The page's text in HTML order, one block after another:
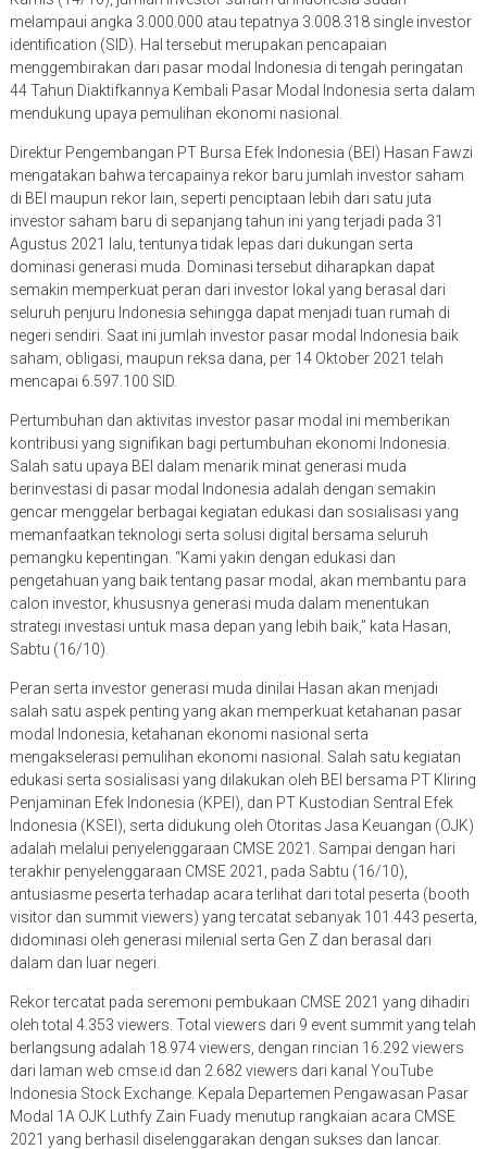
melampaui angka 3.000.000 atau tepatnya 3.008.318 single investor
identification (SID). Hal tersebut merupakan pencapaian
menggembirakan dari pasar modal Indonesia di tengah peringatan
44 Tahun Diaktifkannya Kembali Pasar Modal Indonesia serta dalam
mendukung upaya pemulihan ekonomi nasional.
Direktur Pengembangan PT Bursa Efek Indonesia (BEI) Hasan Fawzi
mengatakan bahwa tercapainya rekor baru jumlah investor saham
di BEI maupun rekor lain, seperti penciptaan lebih dari satu juta
investor saham baru di sepanjang tahun ini yang terjadi pada 31
Agustus 2021 lalu, tentunya tidak lepas dari dukungan serta
dominasi generasi muda. Dominasi tersebut diharapkan dapat
semakin memperkuat peran dari investor lokal yang berasal dari
seluruh penjuru Indonesia sehingga dapat menjadi tuan rumah di
negeri sendiri. Saat ini jumlah investor pasar modal Indonesia baik
saham, obligasi, maupun reksa dana, per 14 Oktober 2021 telah
mencapai 6.597.100 SID.
Pertumbuhan dan aktivitas investor pasar modal ini memberikan
kontribusi yang signifikan bagi pertumbuhan ekonomi Indonesia.
Salah satu upaya BEI dalam menarik minat generasi muda
berinvestasi di pasar modal Indonesia adalah dengan semakin
gencar menggelar berbagai kegiatan edukasi dan sosialisasi yang
memanfaatkan teknologi serta solusi digital bersama seluruh
pemangku kepentingan. “Kami yakin dengan edukasi dan
pengetahuan yang baik tentang pasar modal, akan membantu para
calon investor, khususnya generasi muda dalam menentukan
strategi investasi untuk masa depan yang lebih baik,” kata Hasan,
Sabtu (16/10).
Peran serta investor generasi muda dinilai Hasan akan menjadi
salah satu aspek penting yang akan memperkuat ketahanan pasar
modal Indonesia, ketahanan ekonomi nasional serta
mengakselerasi pemulihan ekonomi nasional. Salah satu kegiatan
edukasi serta sosialisasi yang dilakukan oleh BEI bersama PT Kliring
Penjaminan Efek Indonesia (KPEI), dan PT Kustodian Sentral Efek
Indonesia (KSEI), serta didukung oleh Otoritas Jasa Keuangan (OJK)
adalah melalui penyelenggaraan CMSE 2021. Sampai dengan hari
terakhir penyelenggaraan CMSE 2021, pada Sabtu (16/10),
antusiasme peserta terhadap acara terlihat dari total peserta (booth
visitor dan summit viewers) yang tercatat sebanyak 101.443 peserta,
didominasi oleh generasi milenial serta Gen Z dan berasal dari
dalam dan luar negeri.
Rekor tercatat pada seremoni pembukaan CMSE 2021 yang dihadiri
oleh total 4.353 viewers. Total viewers dari 9 event summit yang telah
berlangsung adalah 18.974 viewers, dengan rincian 16.292 viewers
dari laman web cmse.id dan 2.682 viewers dari kanal YouTube
Indonesia Stock Exchange. Kepala Departemen Pengawasan Pasar
Modal 1A OJK Luthfy Zain Fuady menutup rangkaian acara CMSE
2021 yang berhasil diselenggarakan dengan sukses dan lancar.